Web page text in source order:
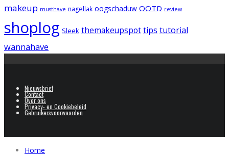
makeup musthave nagellak oogschaduw OOTD review
shoplog Sleek themakeupspottips tutorial
wannahave
Nieuwsbrief
Contact
Over ons
Privacy- en Cookiebeleid
Gebruikersvoorwaarden
Home